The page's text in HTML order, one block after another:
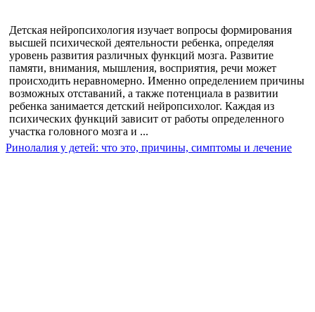
Детская нейропсихология изучает вопросы формирования
высшей психической деятельности ребенка, определяя
уровень развития различных функций мозга. Развитие
памяти, внимания, мышления, восприятия, речи может
происходить неравномерно. Именно определением причины
возможных отставаний, а также потенциала в развитии
ребенка занимается детский нейропсихолог. Каждая из
психических функций зависит от работы определенного
участка головного мозга и ...
Ринолалия у детей: что это, причины, симптомы и лечение